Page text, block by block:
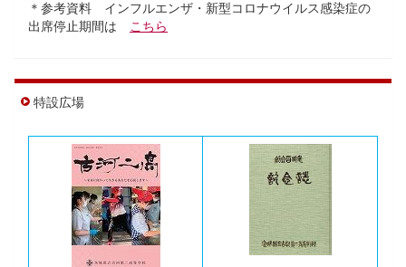
＊参考資料 インフルエンザ・新型コロナウイルス感染症の
出席停止期間は こちら
特設広場